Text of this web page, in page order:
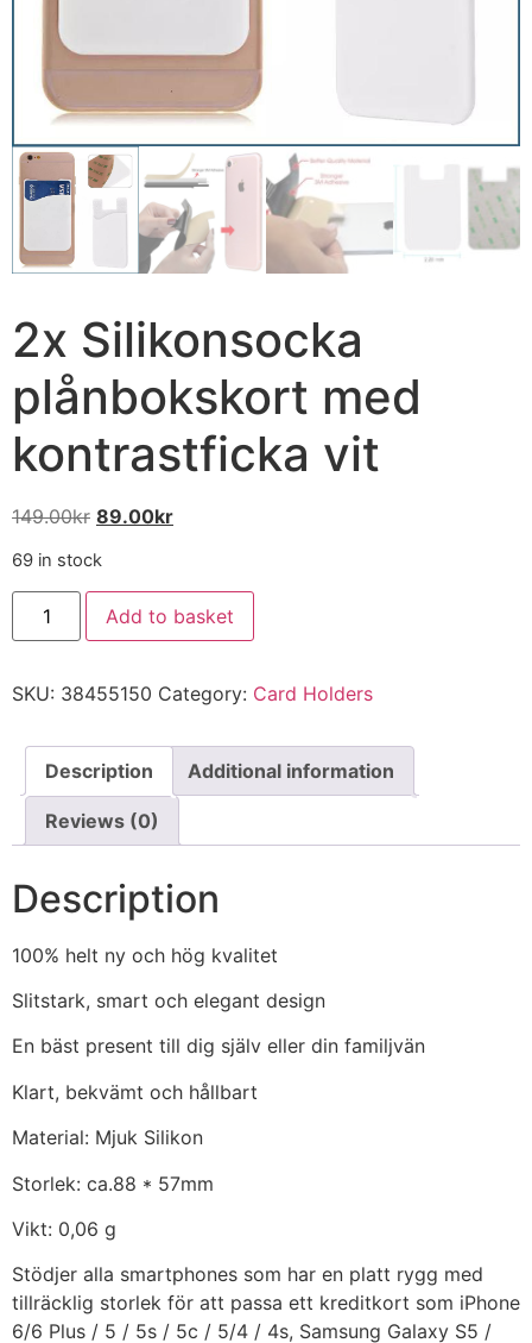
2x Silikonsocka
plånbokskort med
kontrastficka vit
149.00kr 89.00kr
69 in stock
Add to basket
SKU: 38455150 Category: Card Holders
Description Additional information
Reviews (0)
Description
100% helt ny och hög kvalitet
Slitstark, smart och elegant design
En bäst present till dig själv eller din familjvän
Klart, bekvämt och hållbart
Material: Mjuk Silikon
Storlek: ca.88 * 57mm
Vikt: 0,06 g
Stödjer alla smartphones som har en platt rygg med
tillräcklig storlek för att passa ett kreditkort som iPhone
6/6 Plus / 5 / 5s / 5c / 5/4 / 4s, Samsung Galaxy S5 /